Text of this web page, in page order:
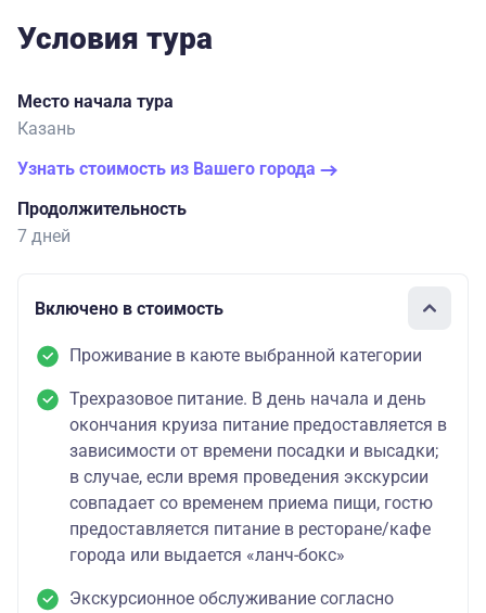
Условия тура
Место начала тура
Казань
Узнать стоимость из Вашего города
Продолжительность
7 дней
Включено в стоимость
Проживание в каюте выбранной категории
Трехразовое питание. В день начала и день
окончания круиза питание предоставляется в
зависимости от времени посадки и высадки;
в случае, если время проведения экскурсии
совпадает со временем приема пищи, гостю
предоставляется питание в ресторане/кафе
города или выдается «ланч-бокс»
Экскурсионное обслуживание согласно